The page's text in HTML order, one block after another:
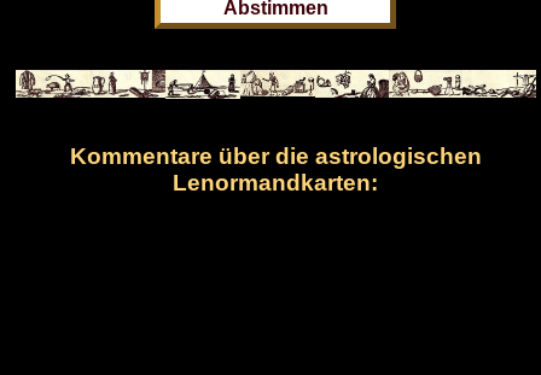
Kommentare über die astrologischen
Lenormandkarten: